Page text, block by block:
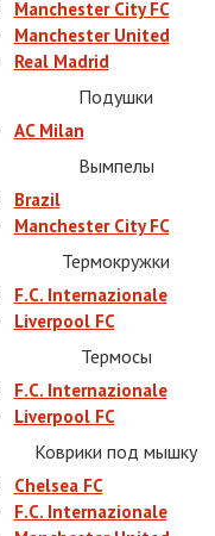
Manchester City FC
Manchester United
Real Madrid
Подушки
AC Milan
Вымпелы
Brazil
Manchester City FC
Термокружки
F.C. Internazionale
Liverpool FC
Термосы
F.C. Internazionale
Liverpool FC
Коврики под мышку
Chelsea FC
F.C. Internazionale